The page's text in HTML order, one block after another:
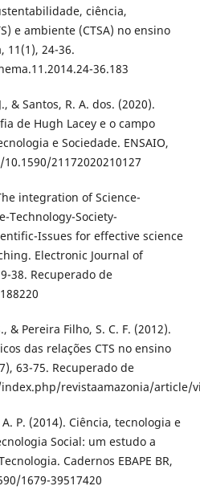
ciência,
e ambiente (CTSA) no ensino
11(1), 24-36.
36.183
& Santos, R. A. dos. (2020).
de Hugh Lacey e o campo
e Sociedade. ENSAIO,
21172020210127
integration of Science-
Technology-Society-
Issues for effective science
Electronic Journal of
38. Recuperado de
& Pereira Filho, S. C. F. (2012).
das relações CTS no ensino
63-75. Recuperado de
revistaamazonia/article/
P. (2014). Ciência, tecnologia e
Social: um estudo a
Cadernos EBAPE BR,
1679-39517420